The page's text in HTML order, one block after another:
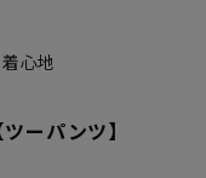
心地
ーパンツ】